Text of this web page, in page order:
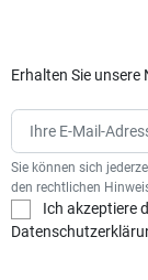
Erhalten Sie
Sie können sich
den rechtlichen
Ich akzeptiere